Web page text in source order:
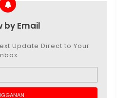
by Email
Update Direct to Your